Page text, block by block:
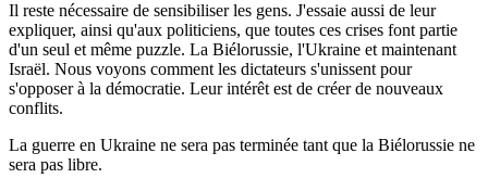
Il reste nécessaire de sensibiliser les gens. J'essaie aussi de leur
expliquer, ainsi qu'aux politiciens, que toutes ces crises font partie
d'un seul et même puzzle. La Biélorussie, l'Ukraine et maintenant
Israël. Nous voyons comment les dictateurs s'unissent pour
s'opposer à la démocratie. Leur intérêt est de créer de nouveaux
conflits.
La guerre en Ukraine ne sera pas terminée tant que la Biélorussie ne
sera pas libre.